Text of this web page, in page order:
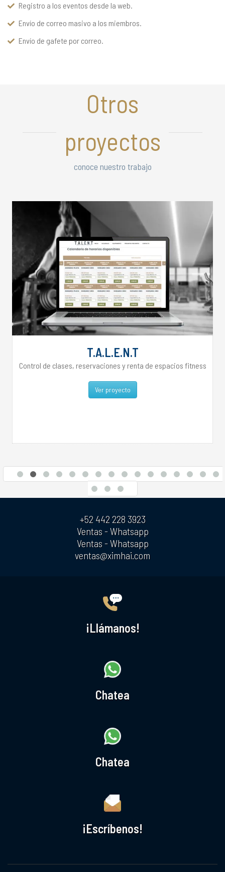
Registro a los eventos desde la web.
Envío de correo masivo a los miembros.
Envío de gafete por correo.
Otros
proyectos
conoce nuestro trabajo
T.A.L.E.N.T
Control de clases, reservaciones y renta de espacios fitness
Ver proyecto
+52 442 228 3923
Ventas - Whatsapp
Ventas - Whatsapp
ventas@ximhai.com
¡Llámanos!
Chatea
Chatea
¡Escríbenos!